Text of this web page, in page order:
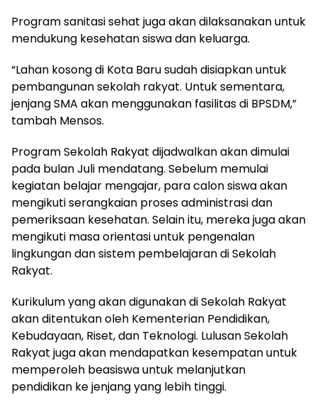
Program sanitasi sehat juga akan dilaksanakan untuk
mendukung kesehatan siswa dan keluarga.
“Lahan kosong di Kota Baru sudah disiapkan untuk
pembangunan sekolah rakyat. Untuk sementara,
jenjang SMA akan menggunakan fasilitas di BPSDM,”
tambah Mensos.
Program Sekolah Rakyat dijadwalkan akan dimulai
pada bulan Juli mendatang. Sebelum memulai
kegiatan belajar mengajar, para calon siswa akan
mengikuti serangkaian proses administrasi dan
pemeriksaan kesehatan. Selain itu, mereka juga akan
mengikuti masa orientasi untuk pengenalan
lingkungan dan sistem pembelajaran di Sekolah
Rakyat.
Kurikulum yang akan digunakan di Sekolah Rakyat
akan ditentukan oleh Kementerian Pendidikan,
Kebudayaan, Riset, dan Teknologi. Lulusan Sekolah
Rakyat juga akan mendapatkan kesempatan untuk
memperoleh beasiswa untuk melanjutkan
pendidikan ke jenjang yang lebih tinggi.